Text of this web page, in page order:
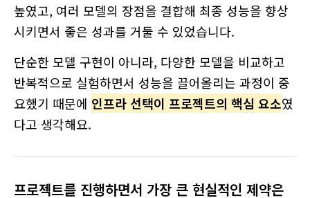
높였고, 여러 모델의 장점을 결합해 최종 성능을 향상
시키면서 좋은 성과를 거둘 수 있었습니다.
단순한 모델 구현이 아니라, 다양한 모델을 비교하고
반복적으로 실험하면서 성능을 끌어올리는 과정이 중
요했기 때문에 인프라 선택이 프로젝트의 핵심 요소였
다고 생각해요.
프로젝트를 진행하면서 가장 큰 현실적인 제약은